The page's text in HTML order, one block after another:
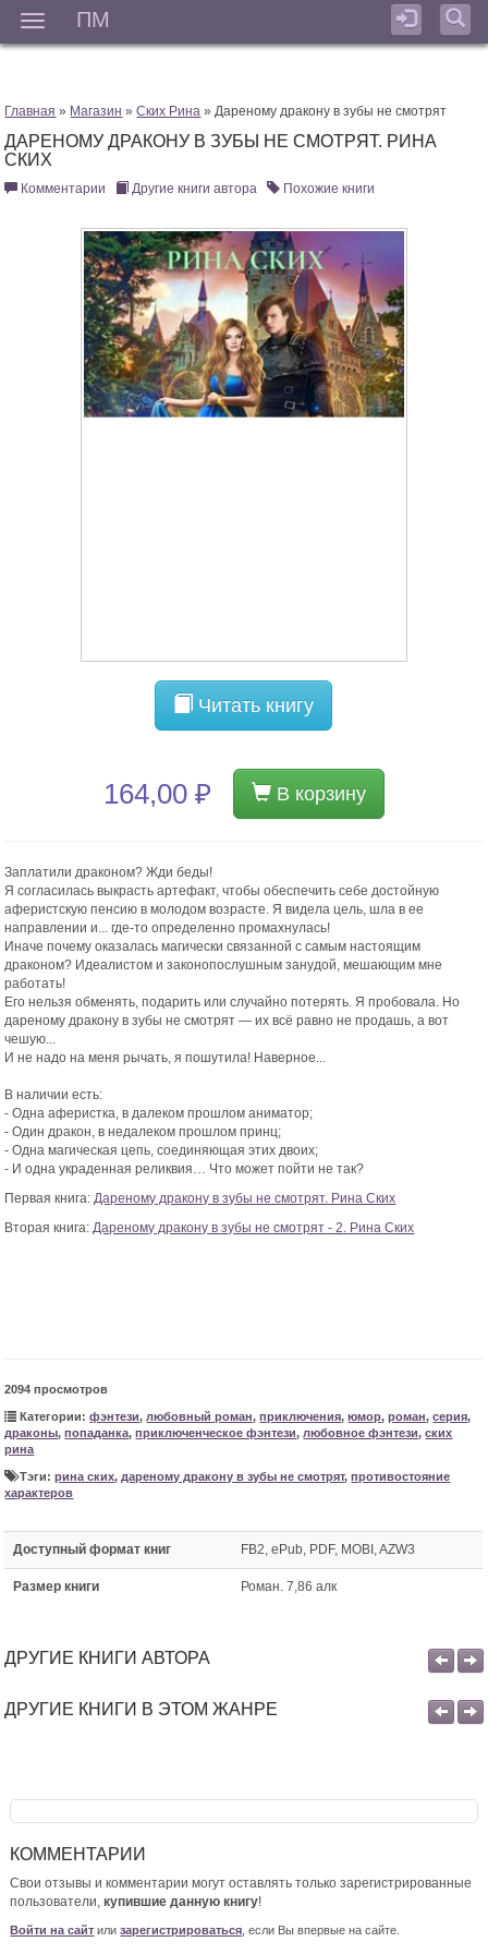
ПМ
Главная » Магазин »Ских Рина » Дареному дракону в зубы не смотрят
ДАРЕНОМУ ДРАКОНУ В ЗУБЫ НЕ СМОТРЯТ. РИНА
СКИХ
Комментарии Другие книги автора Похожие книги
Читать книгу
164,00 ₽ В корзину
Заплатили драконом? Жди беды!
Я согласилась выкрасть артефакт, чтобы обеспечить себе достойную
аферистскую пенсию в молодом возрасте. Я видела цель, шла в ее
направлении и... где-то определенно промахнулась!
Иначе почему оказалась магически связанной с самым настоящим
драконом? Идеалистом и законопослушным занудой, мешающим мне
работать!
Его нельзя обменять, подарить или случайно потерять. Я пробовала. Но
дареному дракону в зубы не смотрят — их всё равно не продашь, а вот
чешую...
И не надо на меня рычать, я пошутила! Наверное...
В наличии есть:
- Одна аферистка, в далеком прошлом аниматор;
- Один дракон, в недалеком прошлом принц;
- Одна магическая цепь, соединяющая этих двоих;
- И одна украденная реликвия… Что может пойти не так?
Первая книга:Дареному дракону в зубы не смотрят. Рина Ских
Вторая книга:Дареному дракону в зубы не смотрят - 2. Рина Ских
2094 просмотров
Категории:фэнтези, любовный роман,приключения,юмор,роман,серия,
драконы,попаданка,приключенческое фэнтези, любовное фэнтези,ских
рина
Тэги:рина ских, дареному дракону в зубы не смотрят,противостояние
характеров
Доступный формат книг FB2, ePub, PDF, MOBI, AZW3
Размер книги Роман. 7,86 алк
ДРУГИЕ КНИГИ АВТОРА
ДРУГИЕ КНИГИ В ЭТОМ ЖАНРЕ
КОММЕНТАРИИ
Свои отзывы и комментарии могут оставлять только зарегистрированные
пользователи,купившие данную книгу!
Войти на сайт илизарегистрироваться , если Вы впервые на сайте.